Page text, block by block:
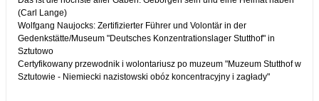
(Carl Lange)
Wolfgang Naujocks: Zertifizierter Führer und Volontär in der
Gedenkstätte/Museum "Deutsches Konzentrationslager Stutthof" in
Sztutowo
Certyfikowany przewodnik i wolontariusz po muzeum "Muzeum Stutthof w
Sztutowie - Niemiecki nazistowski obóz koncentracyjny i zagłady"